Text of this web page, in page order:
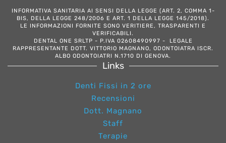
INFORMATIVA SANITARIA AI SENSI DELLA LEGGE (ART. 2, COMMA 1-
BIS, DELLA LEGGE 248/2006 E ART. 1 DELLA LEGGE 145/2018).
LE INFORMAZIONI FORNITE SONO VERITIERE, TRASPARENTI E
VERIFICABILI.
DENTAL ONE SRLTP - P.IVA 02608490997 - LEGALE
RAPPRESENTANTE DOTT. VITTORIO MAGNANO, ODONTOIATRA ISCR.
ALBO ODONTOIATRI N.1710 DI GENOVA.
Links
Denti Fissi in 2 ore
Recensioni
Dott. Magnano
Staff
Terapie